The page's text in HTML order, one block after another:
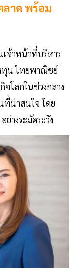
าด พร้อม
จ้าหน้าที่บริหาร
ทุน ไทยพาณิชย์
จโลกในช่วงกลาง
น่าสนใจ โดย
ย่างระมัดระวัง